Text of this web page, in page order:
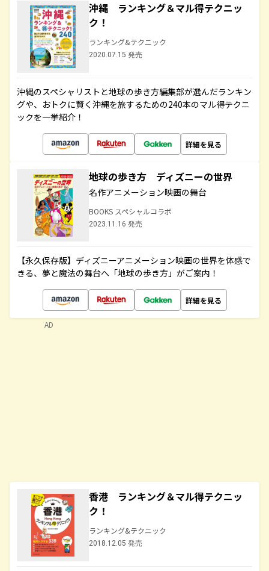
沖縄 ランキング＆マル得テクニッ
ク！
ランキング&テクニック
2020.07.15 発売
沖縄のスペシャリストと地球の歩き方編集部が選んだランキン
グや、おトクに賢く沖縄を旅するための240本のマル得テクニ
ックを一挙紹介！
詳細を見る
地球の歩き方 ディズニーの世界
名作アニメーション映画の舞台
BOOKS スペシャルコラボ
2023.11.16 発売
【永久保存版】ディズニーアニメーション映画の世界を体感で
きる、夢と魔法の舞台へ「地球の歩き方」がご案内！
詳細を見る
香港 ランキング＆マル得テクニッ
ク！
ランキング&テクニック
2018.12.05 発売
AD